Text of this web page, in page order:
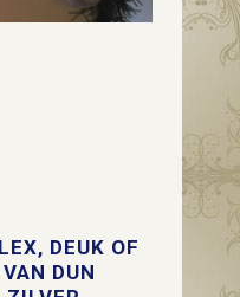
DEUK OF
DUN